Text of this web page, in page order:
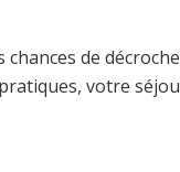
chances de
votre